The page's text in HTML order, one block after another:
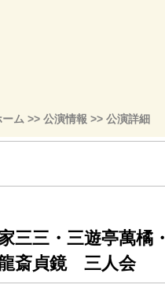
ーム >> 公演情報 >> 公演詳細
三三・三遊亭萬橘・
斎貞鏡 三人会